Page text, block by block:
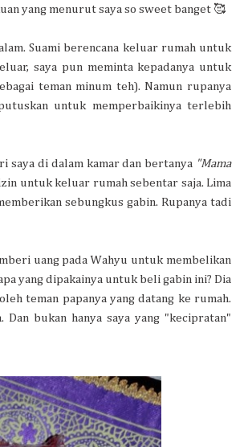
yang menurut saya so sweet banget 🥰
Suami berencana keluar rumah untuk
saya pun meminta kepadanya untuk
teman minum teh). Namun rupanya
untuk memperbaikinya terlebih
saya di dalam kamar dan bertanya "Mama
untuk keluar rumah sebentar saja. Lima
sebungkus gabin. Rupanya tadi
uang pada Wahyu untuk membelikan
yang dipakainya untuk beli gabin ini? Dia
teman papanya yang datang ke rumah.
bukan hanya saya yang "kecipratan"